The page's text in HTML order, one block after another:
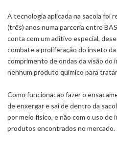
A tecnologia aplicada na sacola foi
(três) anos numa parceria entre
conta com um aditivo especial,
combate a proliferação do inseto
comprimento de ondas da visão do
nenhum produto químico para
Como funciona: ao fazer o
de enxergar e sai de dentro da
por meio físico, e não com o uso de
produtos encontrados no mercado.